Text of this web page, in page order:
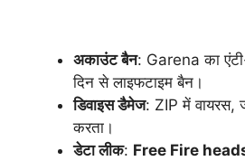
अकाउंट बैन: Garena का
दिन से लाइफटाइम बैन।
डिवाइस डैमेज: ZIP में वायरस,
करता।
डेटा लीक: Free Fire